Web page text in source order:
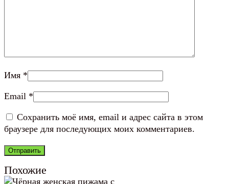
Имя *
Email *
Сохранить моё имя, email и адрес сайта в этом
браузере для последующих моих комментариев.
Похожие